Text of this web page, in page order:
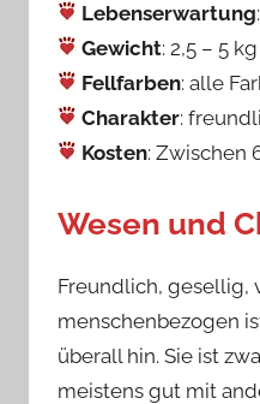
Lebenserwartung
Gewicht: 2,5 – 5 kg
Fellfarben: alle
Charakter:
Kosten: Zwischen
Wesen und
Freundlich, gesellig,
menschenbezogen
überall hin. Sie ist
meistens gut mit